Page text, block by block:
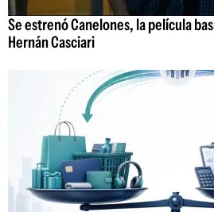
Se estrenó Canelones, la película
Hernán Casciari